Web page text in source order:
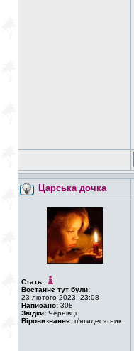
Царська дочка
Стать:
Востаннє тут були:
23 лютого 2023, 23:08
Написано: 308
Звідки: Чернівці
Віровизнання: п'ятидесятник